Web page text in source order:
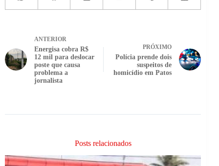
ANTERIOR
Energisa cobra R$
12 mil para deslocar
poste que causa
problema a
jornalista
PRÓXIMO
Polícia prende dois
suspeitos de
homicídio em Patos
Posts relacionados